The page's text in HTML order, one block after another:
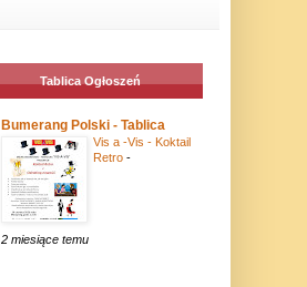
Tablica Ogłoszeń
Bumerang Polski - Tablica
Vis a -Vis - Koktail
Retro -
2 miesiące temu